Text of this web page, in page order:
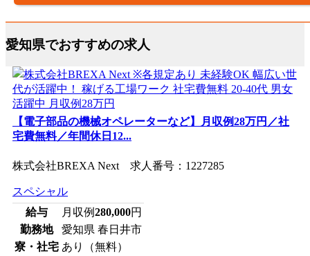
愛知県でおすすめの求人
【電子部品の機械オペレーターなど】月収例28万円／社
宅費無料／年間休日12...
株式会社BREXA Next 求人番号：1227285
スペシャル
給与
月収例280,000円
勤務地
愛知県 春日井市
寮・社宅 あり（無料）